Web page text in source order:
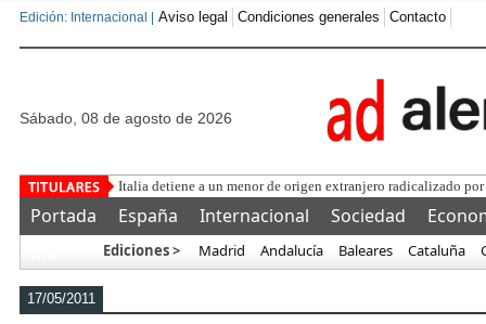
Edición: Internacional | Aviso legal Condiciones generales Contacto
sábado, 08 de agosto de 2026
Una asociación militar ex
Portada España Internacional Sociedad
Ediciones > Madrid Andalucía Baleares Cataluña
17/05/2011